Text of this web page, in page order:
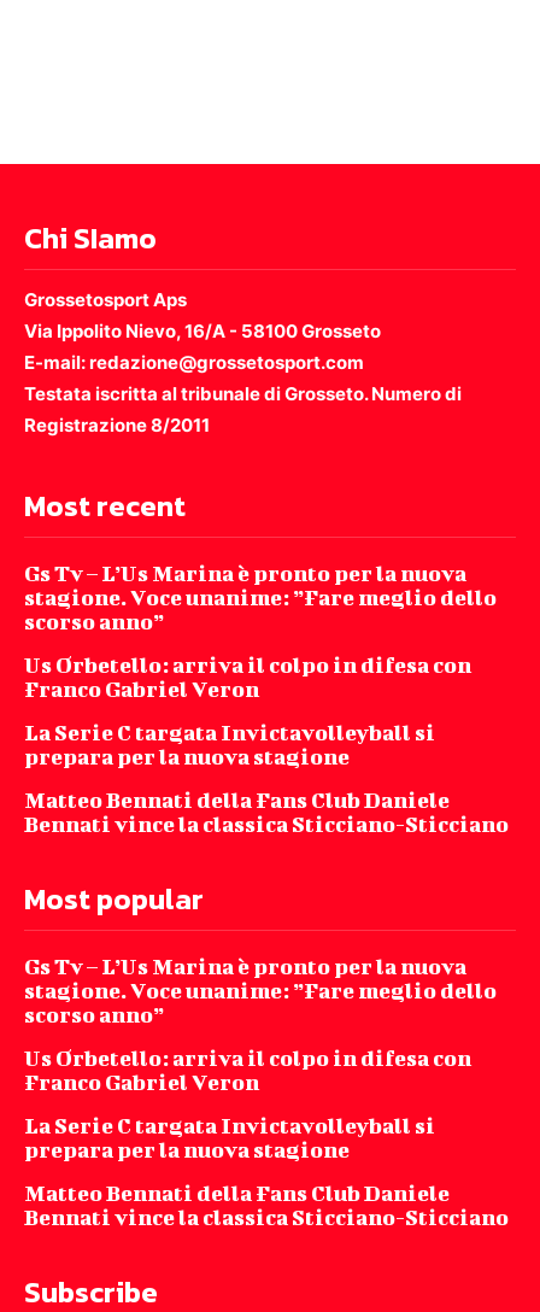
Chi SIamo
Grossetosport Aps
Via Ippolito Nievo, 16/A - 58100 Grosseto
E-mail: redazione@grossetosport.com
Testata iscritta al tribunale di Grosseto. Numero di
Registrazione 8/2011
Most recent
Gs Tv – L’Us Marina è pronto per la nuova
stagione. Voce unanime: ”Fare meglio dello
scorso anno”
Us Orbetello: arriva il colpo in difesa con
Franco Gabriel Veron
La Serie C targata Invictavolleyball si
prepara per la nuova stagione
Matteo Bennati della Fans Club Daniele
Bennati vince la classica Sticciano-Sticciano
Most popular
Gs Tv – L’Us Marina è pronto per la nuova
stagione. Voce unanime: ”Fare meglio dello
scorso anno”
Us Orbetello: arriva il colpo in difesa con
Franco Gabriel Veron
La Serie C targata Invictavolleyball si
prepara per la nuova stagione
Matteo Bennati della Fans Club Daniele
Bennati vince la classica Sticciano-Sticciano
Subscribe